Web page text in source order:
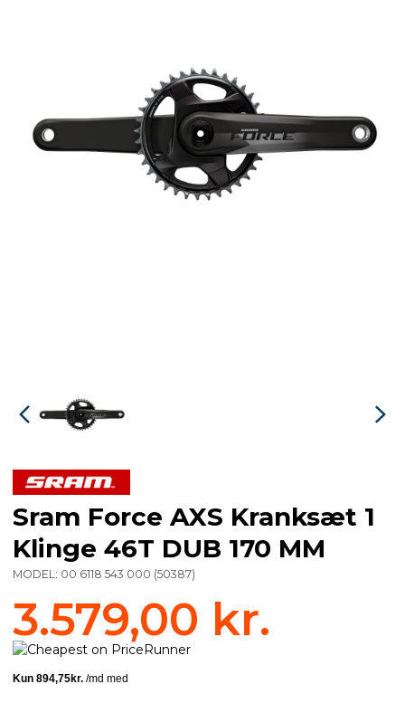
Sram Force AXS Kranksæt 1
Klinge 46T DUB 170 MM
MODEL: 00 6118 543 000 (50387)
3.579,00 kr.